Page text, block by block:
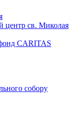
центр св. Миколая
CARITAS
собору